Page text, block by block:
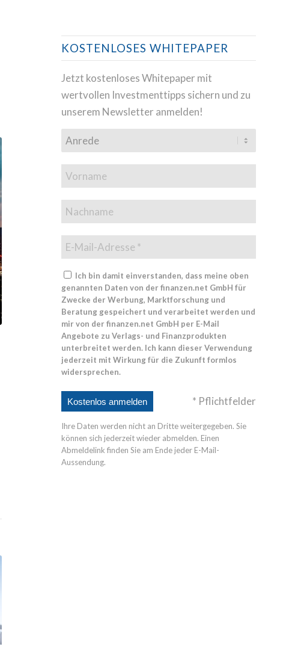
KOSTENLOSES WHITEPAPER
Jetzt kostenloses Whitepaper mit
wertvollen Investmenttipps sichern und zu
unserem Newsletter anmelden!
Ich bin damit einverstanden, dass meine oben
genannten Daten von der finanzen.net GmbH für
Zwecke der Werbung, Marktforschung und
Beratung gespeichert und verarbeitet werden und
mir von der finanzen.net GmbH per E-Mail
Angebote zu Verlags- und Finanzprodukten
unterbreitet werden. Ich kann dieser Verwendung
jederzeit mit Wirkung für die Zukunft formlos
widersprechen.
* Pflichtfelder
Ihre Daten werden nicht an Dritte weitergegeben. Sie
können sich jederzeit wieder abmelden. Einen
Abmeldelink finden Sie am Ende jeder E-Mail-
Aussendung.